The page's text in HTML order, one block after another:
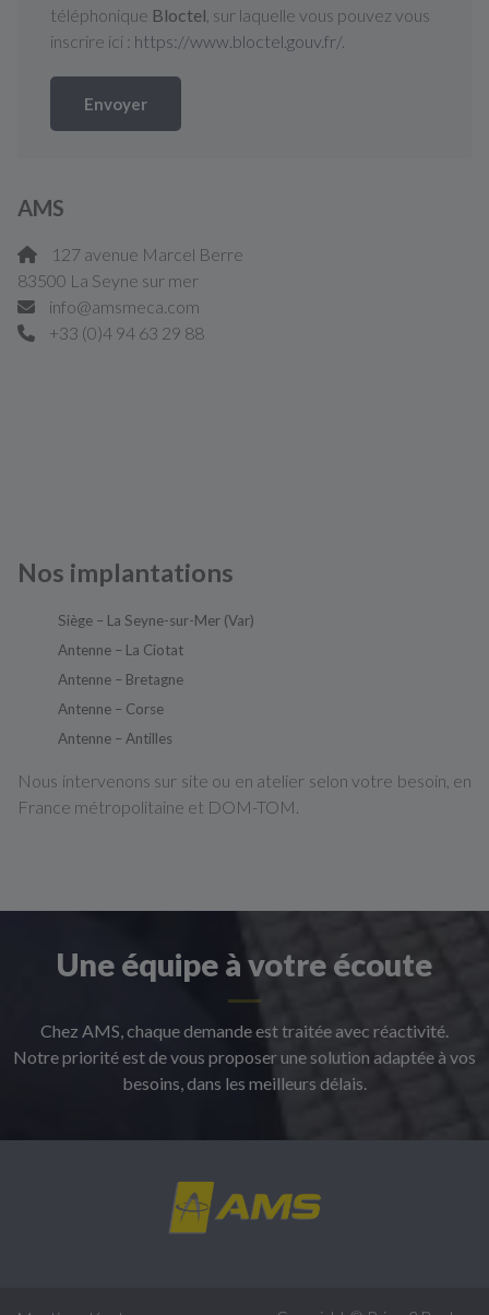
téléphonique Bloctel , sur laquelle vous pouvez vous
inscrire ici : https://www.bloctel.gouv.fr/.
Envoyer
AMS
127 avenue Marcel Berre
83500 La Seyne sur mer
info@amsmeca.com
+33 (0)4 94 63 29 88
Nos implantations
Siège – La Seyne-sur-Mer (Var)
Antenne – La Ciotat
Antenne – Bretagne
Antenne – Corse
Antenne – Antilles
Nous intervenons sur site ou en atelier selon votre besoin, en
France métropolitaine et DOM-TOM.
Une équipe à votre écoute
Chez AMS, chaque demande est traitée avec réactivité.
Notre priorité est de vous proposer une solution adaptée à vos
besoins, dans les meilleurs délais.